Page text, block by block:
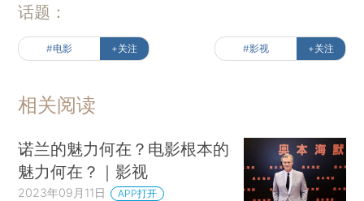
话题：
#电影 +关注 #影视 +关注
相关阅读
诺兰的魅力何在？电影根本的
魅力何在？｜影视
2023年09月11日 APP打开